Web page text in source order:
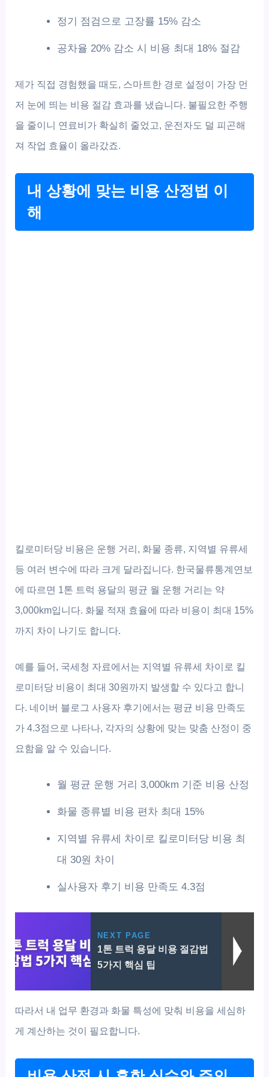
정기 점검으로 고장률 15% 감소
공차율 20% 감소 시 비용 최대 18% 절감
제가 직접 경험했을 때도, 스마트한 경로 설정이 가장 먼
저 눈에 띄는 비용 절감 효과를 냈습니다. 불필요한 주행
을 줄이니 연료비가 확실히 줄었고, 운전자도 덜 피곤해
져 작업 효율이 올라갔죠.
내 상황에 맞는 비용 산정법 이
해
킬로미터당 비용은 운행 거리, 화물 종류, 지역별 유류세
등 여러 변수에 따라 크게 달라집니다. 한국물류통계연보
에 따르면 1톤 트럭 용달의 평균 월 운행 거리는 약
3,000km입니다. 화물 적재 효율에 따라 비용이 최대 15%
까지 차이 나기도 합니다.
예를 들어, 국세청 자료에서는 지역별 유류세 차이로 킬
로미터당 비용이 최대 30원까지 발생할 수 있다고 합니
다. 네이버 블로그 사용자 후기에서는 평균 비용 만족도
가 4.3점으로 나타나, 각자의 상황에 맞는 맞춤 산정이 중
요함을 알 수 있습니다.
월 평균 운행 거리 3,000km 기준 비용 산정
화물 종류별 비용 편차 최대 15%
지역별 유류세 차이로 킬로미터당 비용 최
대 30원 차이
실사용자 후기 비용 만족도 4.3점
NEXT PAGE
1톤 트럭 용달 비용 절감법
5가지 핵심 팁
따라서 내 업무 환경과 화물 특성에 맞춰 비용을 세심하
게 계산하는 것이 필요합니다.